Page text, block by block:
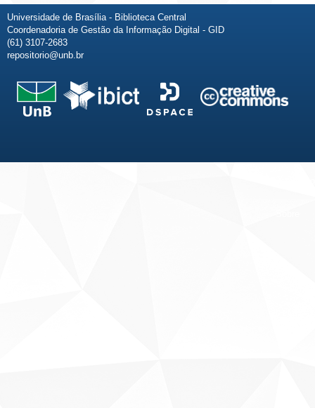
Universidade de Brasília - Biblioteca Central
Coordenadoria de Gestão da Informação Digital - GID
(61) 3107-2683
repositorio@unb.br